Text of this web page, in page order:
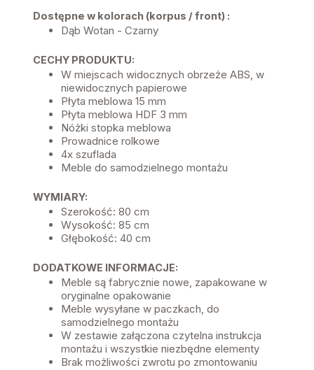
Dostępne w kolorach (korpus / front) :
Dąb Wotan - Czarny
CECHY PRODUKTU:
W miejscach widocznych obrzeże ABS, w
niewidocznych papierowe
Płyta meblowa 15 mm
Płyta meblowa HDF 3 mm
Nóżki stopka meblowa
Prowadnice rolkowe
4x szuflada
Meble do samodzielnego montażu
WYMIARY:
Szerokość: 80 cm
Wysokość: 85 cm
Głębokość: 40 cm
DODATKOWE INFORMACJE:
Meble są fabrycznie nowe, zapakowane w
oryginalne opakowanie
Meble wysyłane w paczkach, do
samodzielnego montażu
W zestawie załączona czytelna instrukcja
montażu i wszystkie niezbędne elementy
Brak możliwości zwrotu po zmontowaniu